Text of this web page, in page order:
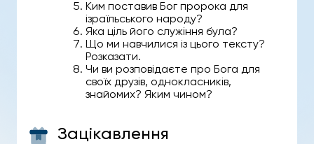
Ким поставив Бог пророка для
ізраїльського народу?
Яка ціль його служіння була?
Що ми навчилися із цього тексту?
Розказати.
Чи ви розповідаєте про Бога для
своїх друзів, однокласників,
знайомих? Яким чином?
Зацікавлення